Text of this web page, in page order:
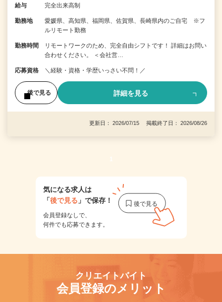
給与 完全出来高制
勤務地
愛媛県、高知県、福岡県、佐賀県、長崎県内のご自宅 ※フ
ルリモート勤務
勤務時間
リモートワークのため、完全自由シフトです！ 詳細はお問い
合わせください。 ＜会社営…
応募資格 ＼経験・資格・学歴いっさい不問！／
後で見る 詳細を見る
更新日： 2026/07/15 掲載終了日： 2026/08/26
1
気になる求人は
「後で見る 」で保存！
会員登録なしで、
何件でも応募できます。
クリエイトバイト
会員登録のメリット